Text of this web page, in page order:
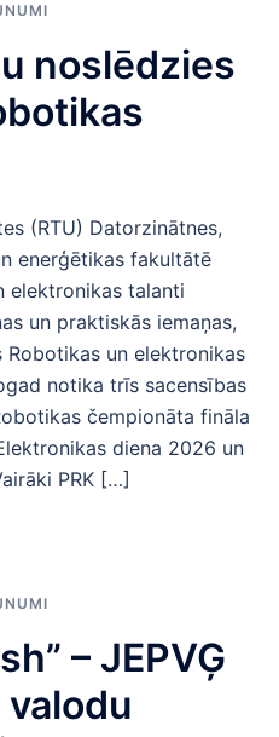
noslēdzies
(RTU) Datorzinātnes,
enerģētikas fakultātē
elektronikas talanti
un praktiskās iemaņas,
un elektronikas
notika trīs sacensības
čempionāta fināla
diena 2026 un
PRK […]
– JEPVĢ